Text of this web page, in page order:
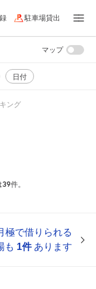
駐車場貸出
日付
マップ
ング
39件。
極で借りられる
も 1件あります